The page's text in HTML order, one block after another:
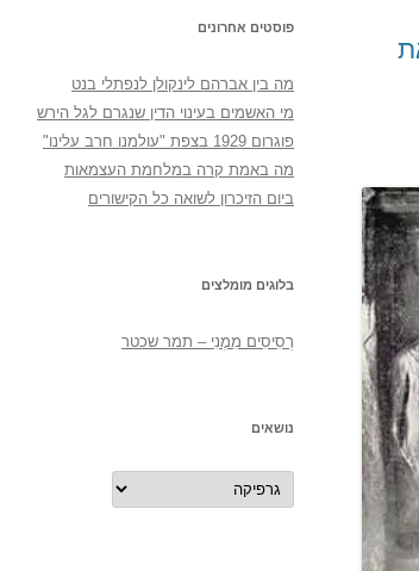
פוסטים אחרונים
מה בין אברהם לינקולן לנפתלי בנט
מי האשמים בעינוי הדין שנגרם לגל הירש
פוגרום 1929 בצפת "עולמנו חרב עלינו"
מה באמת קרה במלחמת העצמאות
ביום הזיכרון לשואה כל הקישורים
בלוגים מומלצים
רְסִיסִים מִמֶנִי – תמר שכטר
נושאים
נושאים